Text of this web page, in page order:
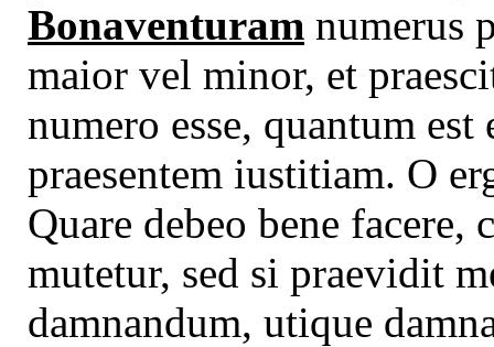
Bonaventuram numerus
maior vel minor, et
numero esse, quantum
praesentem iustitiam. O
Quare debeo bene
mutetur, sed si praevidit
damnandum, utique